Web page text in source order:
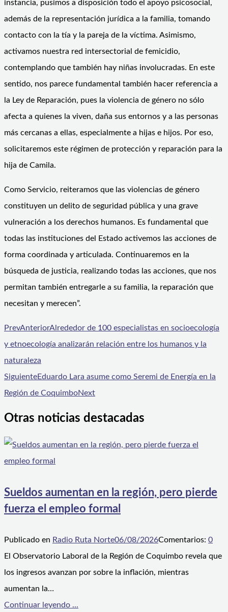
instancia, pusimos a disposición todo el apoyo psicosocial,
además de la representación jurídica a la familia, tomando
contacto con la tía y la pareja de la víctima. Asimismo,
activamos nuestra red intersectorial de femicidio,
contemplando que también hay niñas involucradas. En este
sentido, nos parece fundamental también hacer referencia a
la Ley de Reparación, pues la violencia de género no sólo
afecta a quienes la viven, daña sus entornos y a las personas
más cercanas a ellas, especialmente a hijas e hijos. Por eso,
solicitaremos este régimen de protección y reparación para la
hija de Camila.
Como Servicio, reiteramos que las violencias de género
constituyen un delito de seguridad pública y una grave
vulneración a los derechos humanos. Es fundamental que
todas las instituciones del Estado activemos las acciones de
forma coordinada y articulada. Continuaremos en la
búsqueda de justicia, realizando todas las acciones, que nos
permitan también entregarle a su familia, la reparación que
necesitan y merecen”.
PrevAnteriorAlrededor de 100 especialistas en socioecología
y etnoecología analizarán relación entre los humanos y la
naturaleza
SiguienteEduardo Lara asume como Seremi de Energía en la
Región de CoquimboNext
Otras noticias destacadas
Sueldos aumentan en la región, pero pierde
fuerza el empleo formal
Publicado en Radio Ruta Norte06/08/2026Comentarios: 0
El Observatorio Laboral de la Región de Coquimbo revela que
los ingresos avanzan por sobre la inflación, mientras
aumentan la…
Continuar leyendo ...